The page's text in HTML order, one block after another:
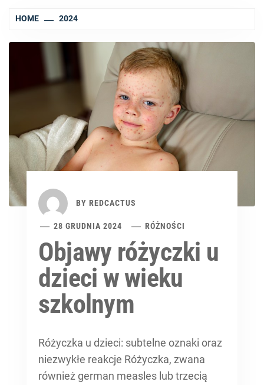
HOME 2024
BY REDCACTUS
28 GRUDNIA 2024 RÓŻNOŚCI
Objawy różyczki u
dzieci w wieku
szkolnym
Różyczka u dzieci: subtelne oznaki oraz
niezwykłe reakcje Różyczka, zwana
również german measles lub trzecią